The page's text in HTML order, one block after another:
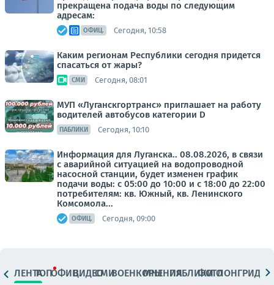
прекращена подача воды по следующим
адресам:
ОФИЦ. Сегодня, 10:58
Каким регионам Республики сегодня придется
спасаться от жары?
СМИ Сегодня, 08:01
МУП «Луганскгортранс» приглашает на работу
водителей автобусов категории D
ПАБЛИКИ Сегодня, 10:10
Информация для Луганска.. 08.08.2026, в связи
с аварийной ситуацией на водопроводной
насосной станции, будет изменен график
подачи воды: с 05:00 до 10:00 и с 18:00 до 22:00
потребителям: кв. Южный, кв. Ленинского
Комсомола...
ОФИЦ. Сегодня, 09:00
ЛЕНТАТОПОФИЦ.ВИДЕОСМИВОЕНКОРЫМНЕНИЯПАБЛИКИ
ФОТОЛОНГРИДЫ